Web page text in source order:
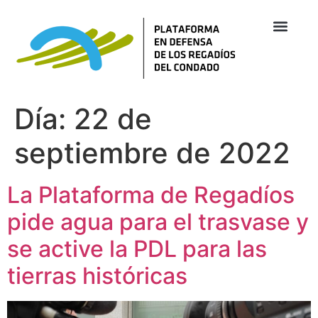
Día: 22 de
septiembre de 2022
La Plataforma de Regadíos
pide agua para el trasvase y
se active la PDL para las
tierras históricas